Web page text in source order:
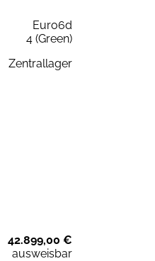
Euro6d
4 (Green)
Zentrallager
42.899,00 €
ausweisbar